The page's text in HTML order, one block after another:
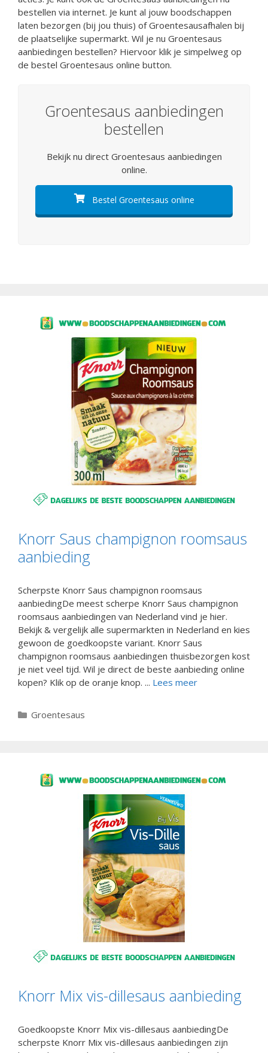
bestellen via internet. Je kunt al jouw boodschappen
laten bezorgen (bij jou thuis) of Groentesausafhalen bij
de plaatselijke supermarkt. Wil je nu Groentesaus
aanbiedingen bestellen? Hiervoor klik je simpelweg op
de bestel Groentesaus online button.
Groentesaus aanbiedingen
bestellen
Bekijk nu direct Groentesaus aanbiedingen
online.
Bestel Groentesaus online
Knorr Saus champignon roomsaus
aanbieding
Scherpste Knorr Saus champignon roomsaus
aanbiedingDe meest scherpe Knorr Saus champignon
roomsaus aanbiedingen van Nederland vind je hier.
Bekijk & vergelijk alle supermarkten in Nederland en kies
gewoon de goedkoopste variant. Knorr Saus
champignon roomsaus aanbiedingen thuisbezorgen kost
je niet veel tijd. Wil je direct de beste aanbieding online
kopen? Klik op de oranje knop. ... Lees meer
Categorieën
Groentesaus
Knorr Mix vis-dillesaus aanbieding
Goedkoopste Knorr Mix vis-dillesaus aanbiedingDe
scherpste Knorr Mix vis-dillesaus aanbiedingen zijn